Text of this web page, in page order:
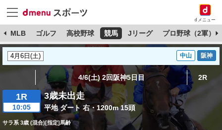
dメニュー
MLB ゴルフ 高校野球 競馬 Jリーグ プロ野球（2軍）
中山 阪神
4/6(土) 2回阪神5日目 2R
1R
10:05
3歳未出走
平地 ダート 右・1200m 15頭
サラ系 3歳 (混合)[指定]馬齢